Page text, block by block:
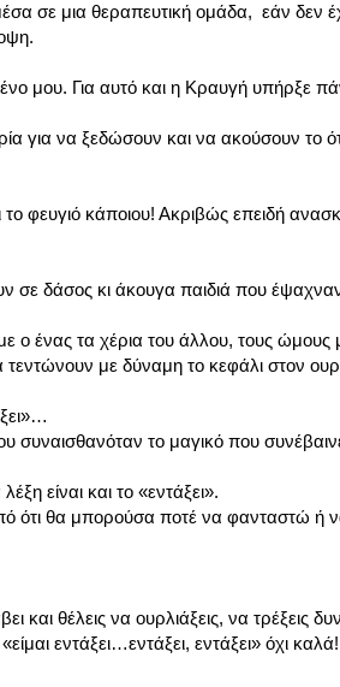
σε μια θεραπευτική ομάδα, εάν δεν
μου. Για αυτό και η Κραυγή υπήρξε
για να ξεδώσουν και να ακούσουν το
φευγιό κάποιου! Ακριβώς επειδή
σε δάσος κι άκουγα παιδιά που
ο ένας τα χέρια του άλλου, τους ώμους
με δύναμη το κεφάλι στον
συναισθανόταν το μαγικό που
είναι και το «εντάξει».
ότι θα μπορούσα ποτέ να φανταστώ ή
θέλεις να ουρλιάξεις, να τρέξεις
εντάξει…εντάξει, εντάξει» όχι καλά!